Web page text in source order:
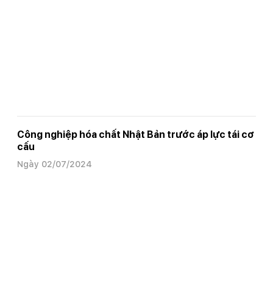
Công nghiệp hóa chất Nhật Bản trước áp lực tái cơ
cấu
Ngày 02/07/2024